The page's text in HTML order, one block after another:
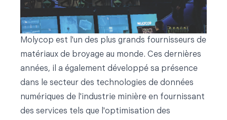
Molycop est l'un des plus grands fournisseurs de
matériaux de broyage au monde. Ces dernières
années, il a également développé sa présence
dans le secteur des technologies de données
numériques de l'industrie minière en fournissant
des services tels que l'optimisation des